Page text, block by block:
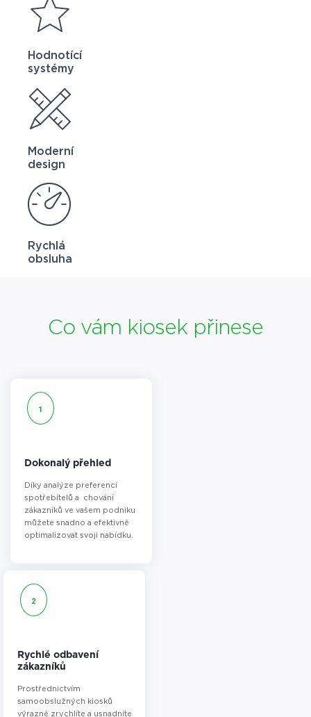
Hodnotící
systémy
Moderní
design
Rychlá
obsluha
Co vám kiosek přinese
1
Dokonalý přehled
Díky analýze preferencí
spotřebitelů a chování
zákazníků ve vašem podniku
můžete snadno a efektivně
optimalizovat svoji nabídku.
2
Rychlé odbavení
zákazníků
Prostřednictvím
samoobslužných kiosků
výrazně zrychlíte a usnadníte